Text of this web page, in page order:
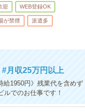
迎 WEB登録OK
が禁煙 派遣多
月収25万円以上
1950円》残業代を含めず
でのお仕事です！